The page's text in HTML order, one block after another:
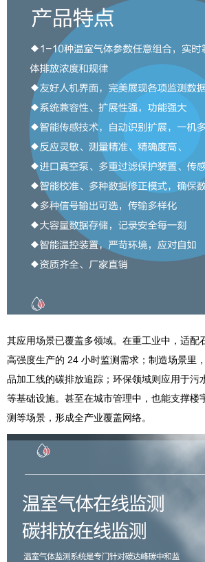
其应用场景已覆盖多领域。在重工业中，适配
高强度生产的 24 小时监测需求；制造场景里
品加工线的碳排放追踪；环保领域则应用于污
等基础设施。甚至在城市管理中，也能支撑楼
测等场景，形成全产业覆盖网络。